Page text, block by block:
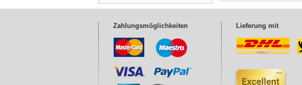
Zahlungsmöglichkeiten Lieferung mit